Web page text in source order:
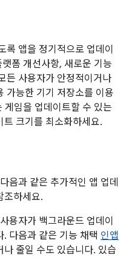
록 앱을 정기적으로 업데이
폼 개선사항, 새로운 기능
든 사용자가 안정적이거나
가능한 기기 저장소를 이용
게임을 업데이트할 수 있는
크기를 최소화하세요.
음과 같은 추가적인 앱 업데
조하세요.
용자가 백그라운드 업데이
다음과 같은 기능 채택 인앱
줄일 수도 있습니다. 있습